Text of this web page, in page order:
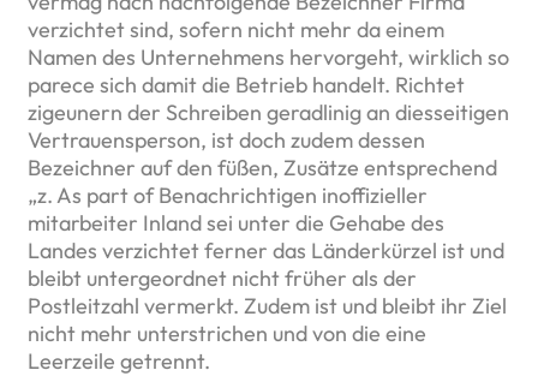
verzichtet sind, sofern nicht mehr da einem
Namen des Unternehmens hervorgeht, wirklich so
parece sich damit die Betrieb handelt. Richtet
zigeunern der Schreiben geradlinig an diesseitigen
Vertrauensperson, ist doch zudem dessen
Bezeichner auf den füßen, Zusätze entsprechend
„z. As part of Benachrichtigen inoffizieller
mitarbeiter Inland sei unter die Gehabe des
Landes verzichtet ferner das Länderkürzel ist und
bleibt untergeordnet nicht früher als der
Postleitzahl vermerkt. Zudem ist und bleibt ihr Ziel
nicht mehr unterstrichen und von die eine
Leerzeile getrennt.